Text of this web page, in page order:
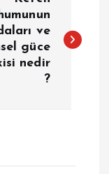
ve
güce
nedir
?